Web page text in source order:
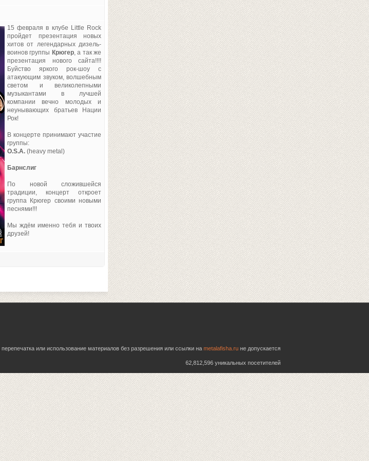
15 февраля в клубе Little Rock
пройдет презентация новых
хитов от легендарных дизель-
воинов группы Крюгер, а так же
презентация нового сайта!!!!
Буйство яркого рок-шоу с
атакующим звуком, волшебным
светом и великолепными
музыкантами в лучшей
компании вечно молодых и
неунывающих братьев Нации
Рок!
В концерте принимают участие
группы:
O.S.A. (heavy metal)
Барнслиг
По новой сложившейся
традиции, концерт откроет
группа Крюгер своими новыми
песнями!!!
Мы ждём именно тебя и твоих
друзей!
или использование материалов без разрешения или ссылки на metalafisha.ru не допускается
62,812,596 уникальных посетителей